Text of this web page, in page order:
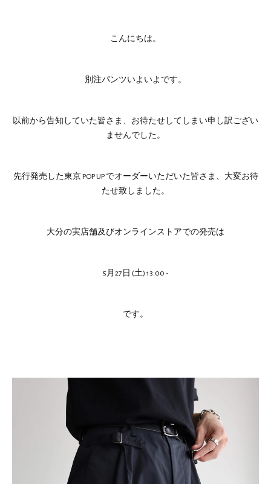
こんにちは。
別注パンツいよいよです。
以前から告知していた皆さま、お待たせしてしまい申し訳ござい
ませんでした。
先行発売した東京 POP UP でオーダーいただいた皆さま、大変お待
たせ致しました。
大分の実店舗及びオンラインストアでの発売は
5月27日 (土) 13:00 -
です。